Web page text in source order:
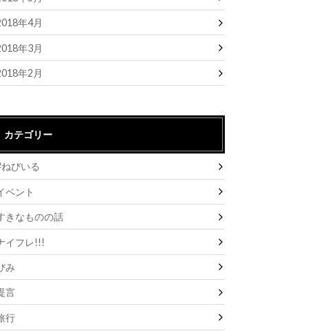
年4月
年3月
年2月
カテゴリー
びいる
ベント
きなものの話
イフレ!!!
み
言
行